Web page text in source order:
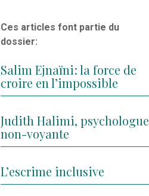
Ces articles font partie du
dossier:
Salim Ejnaïni : la force de
croire en l’impossible
Judith Halimi, psychologue
non-voyante
L’escrime inclusive